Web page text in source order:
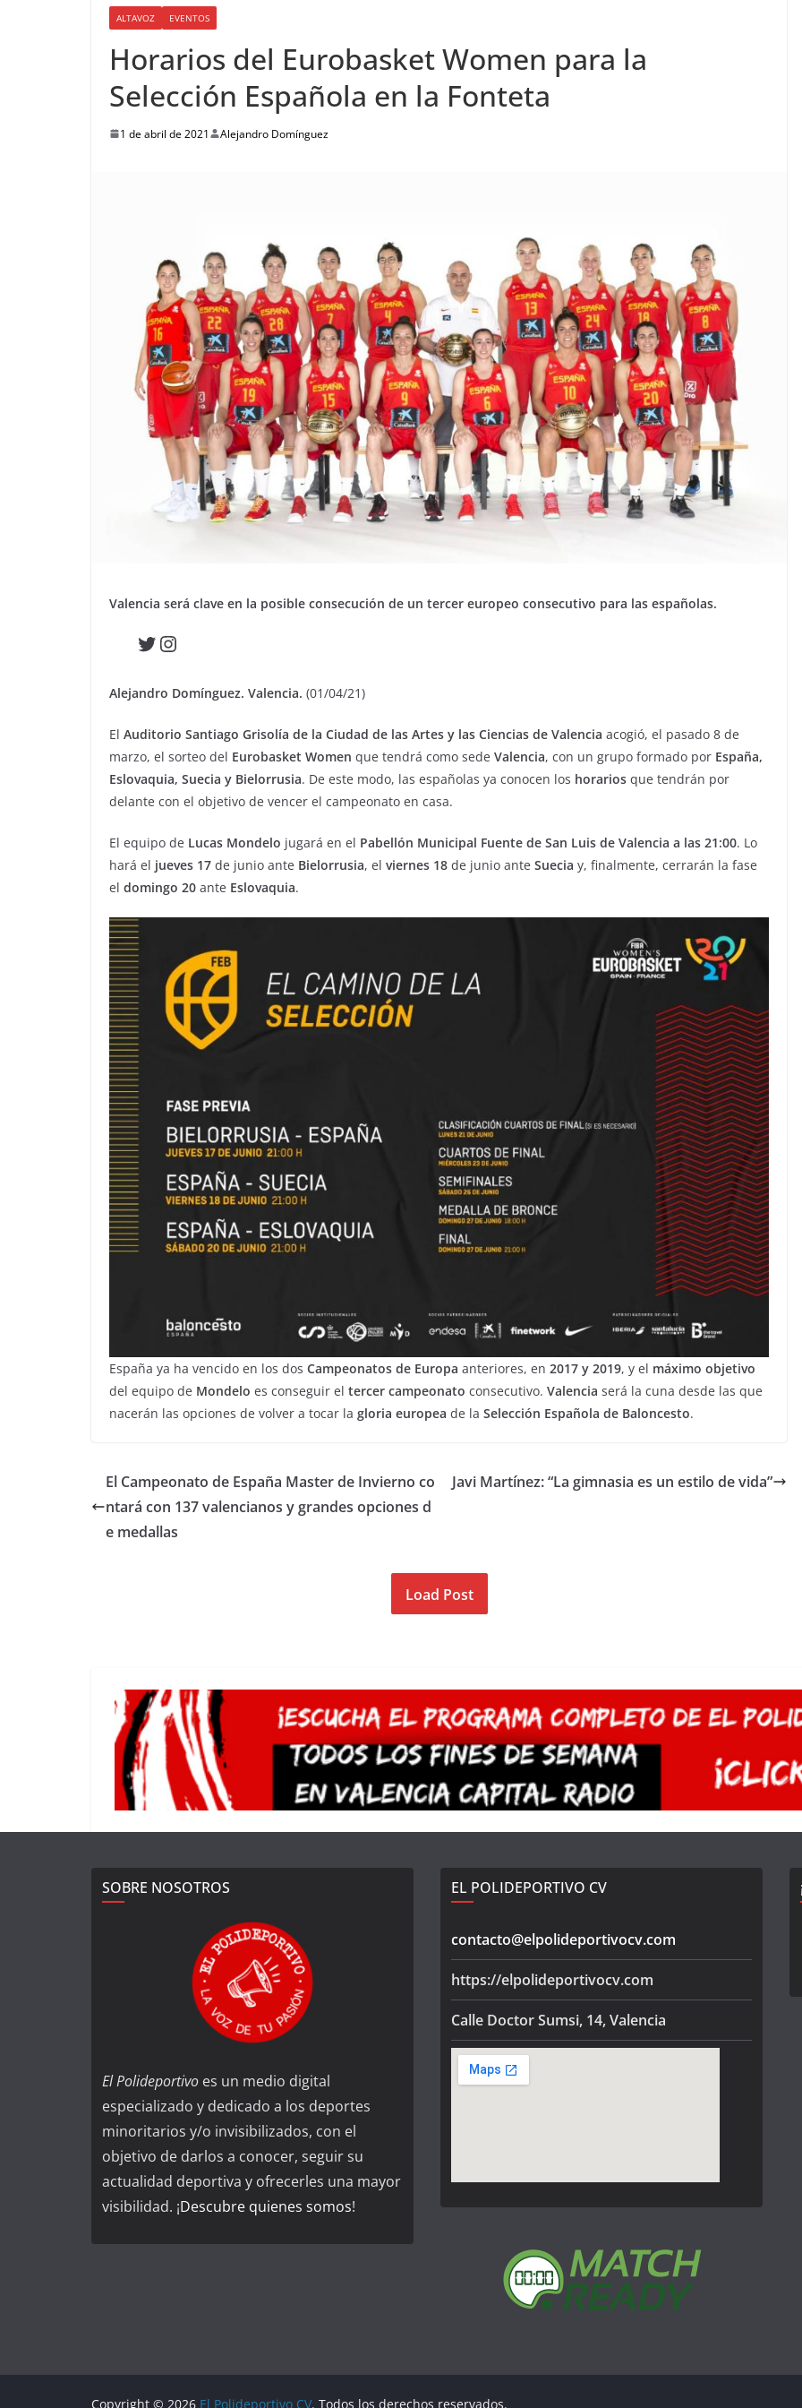
ALTAVOZ EVENTOS
Horarios del Eurobasket Women para la
Selección Española en la Fonteta
1 de abril de 2021 Alejandro Domínguez
Valencia será clave en la posible consecución de un tercer europeo consecutivo para las españolas.
Twitter
Instagram
Alejandro Domínguez. Valencia. (01/04/21)
El Auditorio Santiago Grisolía de la Ciudad de las Artes y las Ciencias de Valencia acogió, el pasado 8 de
marzo, el sorteo del Eurobasket Women que tendrá como sede Valencia, con un grupo formado por España,
Eslovaquia, Suecia y Bielorrusia. De este modo, las españolas ya conocen los horarios que tendrán por
delante con el objetivo de vencer el campeonato en casa.
El equipo de Lucas Mondelo jugará en el Pabellón Municipal Fuente de San Luis de Valencia a las 21:00. Lo
hará el jueves 17 de junio ante Bielorrusia, el viernes 18 de junio ante Suecia y, finalmente, cerrarán la fase
el domingo 20 ante Eslovaquia.
España ya ha vencido en los dos Campeonatos de Europa anteriores, en 2017 y 2019, y el máximo objetivo
del equipo de Mondelo es conseguir el tercer campeonato consecutivo. Valencia será la cuna desde las que
nacerán las opciones de volver a tocar la gloria europea de la Selección Española de Baloncesto.
El Campeonato de España Master de Invierno co
ntará con 137 valencianos y grandes opciones d
e medallas
Javi Martínez: “La gimnasia es un estilo de vida”
Load Post
SOBRE NOSOTROS
El Polideportivo es un medio digital
especializado y dedicado a los deportes
minoritarios y/o invisibilizados, con el
objetivo de darlos a conocer, seguir su
actualidad deportiva y ofrecerles una mayor
visibilidad. ¡Descubre quienes somos!
EL POLIDEPORTIVO CV
contacto@elpolideportivocv.com
https://elpolideportivocv.com
Calle Doctor Sumsi, 14, Valencia
Copyright © 2026 El Polideportivo CV. Todos los derechos reservados.